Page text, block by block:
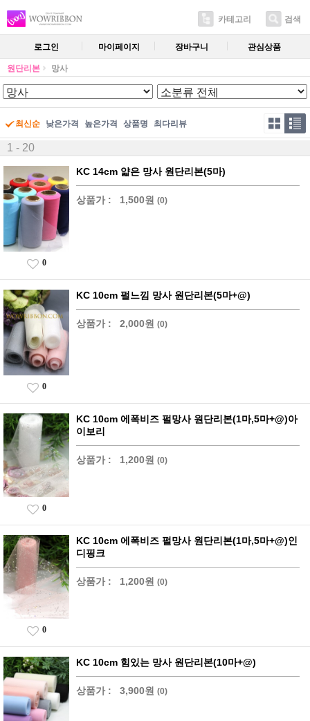
카테고리 검색
로그인 마이페이지 장바구니 관심상품
원단리본 망사
최신순 낮은가격 높은가격 상품명 최다리뷰
1 - 20
KC 14cm 얇은 망사 원단리본(5마)
상품가 : 1,500원 (0)
0
KC 10cm 펄느낌 망사 원단리본(5마+@)
상품가 : 2,000원 (0)
0
KC 10cm 에폭비즈 펄망사 원단리본(1마,5마+@)아
이보리
상품가 : 1,200원 (0)
0
KC 10cm 에폭비즈 펄망사 원단리본(1마,5마+@)인
디핑크
상품가 : 1,200원 (0)
0
KC 10cm 힘있는 망사 원단리본(10마+@)
상품가 : 3,900원 (0)